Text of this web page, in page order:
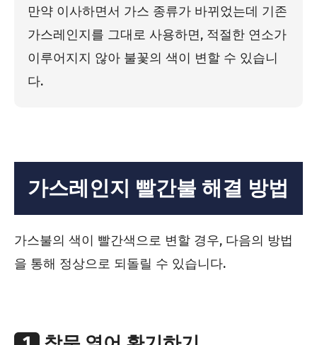
만약 이사하면서 가스 종류가 바뀌었는데 기존
가스레인지를 그대로 사용하면, 적절한 연소가
이루어지지 않아 불꽃의 색이 변할 수 있습니
다.
가스레인지 빨간불 해결 방법
가스불의 색이 빨간색으로 변할 경우, 다음의 방법
을 통해 정상으로 되돌릴 수 있습니다.